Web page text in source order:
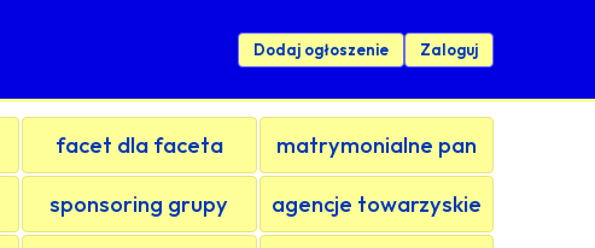
Dodaj ogłoszenie Zaloguj
facet dla faceta matrymonialne pan
sponsoring grupy agencje towarzyskie